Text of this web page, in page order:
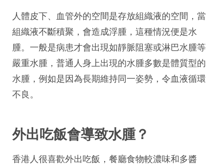
人體皮下、血管外的空間是存放組織液的空間，當
組織液不斷積聚，會造成浮腫，這種情況便是水
腫。一般是病患才會出現如靜脈阻塞或淋巴水腫等
嚴重水腫，普通人身上出現的水腫多數是體質型的
水腫，例如是因為長期維持同一姿勢，令血液循環
不良。
外出吃飯會導致水腫？
香港人很喜歡外出吃飯，餐廳食物較濃味和多醬